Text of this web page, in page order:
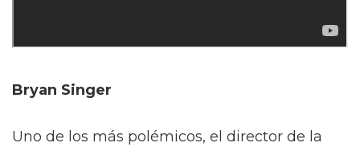
Bryan Singer
Uno de los más polémicos, el director de la